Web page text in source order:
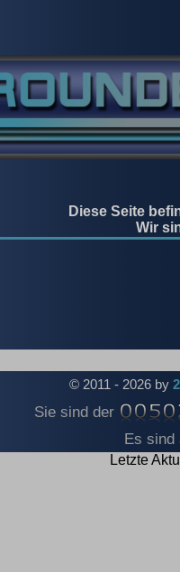
Diese Seite
Wir
© 2011 - 2026 by
Sie sind der
Es sind
Letzte